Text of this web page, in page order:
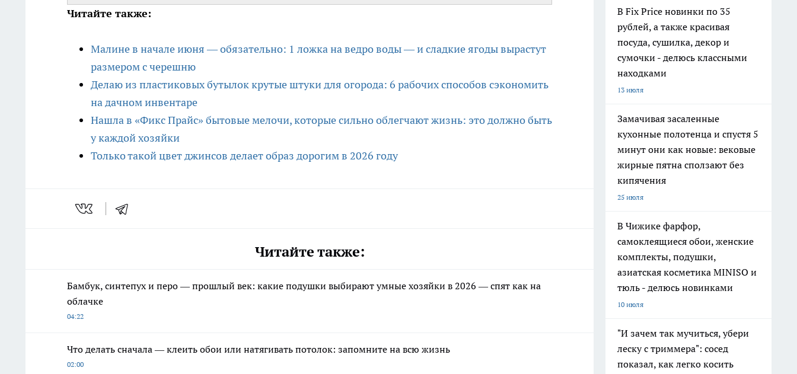
Читайте также:
Малине в начале июня — обязательно: 1 ложка на ведро воды — и сладкие ягоды вырастут
размером с черешню
Делаю из пластиковых бутылок крутые штуки для огорода: 6 рабочих способов сэкономить
на дачном инвентаре
Нашла в «Фикс Прайс» бытовые мелочи, которые сильно облегчают жизнь: это должно быть
у каждой хозяйки
Только такой цвет джинсов делает образ дорогим в 2026 году
Читайте также:
Бамбук, синтепух и перо — прошлый век: какие подушки выбирают умные хозяйки в 2026 — спят как на
облачке
04:22
Что делать сначала — клеить обои или натягивать потолок: запомните на всю жизнь
02:00
В Fix Price новинки по 35
рублей, а также красивая
посуда, сушилка, декор и
сумочки - делюсь классными
находками
13 июля
Замачивая засаленные
кухонные полотенца и спустя 5
минут они как новые: вековые
жирные пятна сползают без
кипячения
25 июля
В Чижике фарфор,
самоклеящиеся обои, женские
комплекты, подушки,
азиатская косметика MINISO и
тюль - делюсь новинками
10 июля
"И зачем так мучиться, убери
леску с триммера": сосед
показал, как легко косить